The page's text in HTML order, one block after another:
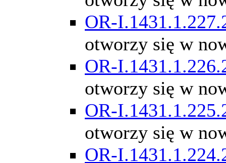
OR-
otworzy się w
OR-
otworzy się w
OR-
otworzy się w
OR-